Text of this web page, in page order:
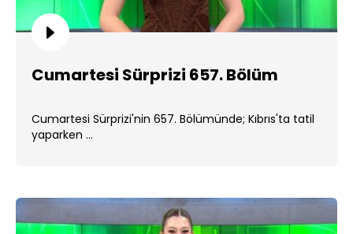
Cumartesi Sürprizi 657. Bölüm
Cumartesi Sürprizi'nin 657. Bölümünde; Kıbrıs'ta tatil
yaparken ...